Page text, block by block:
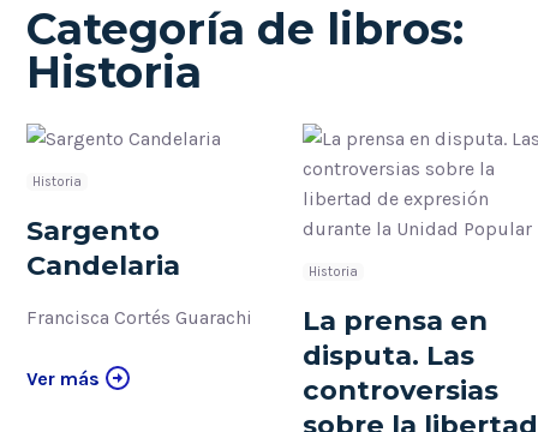
Categoría de libros:
Historia
Historia
Sargento
Candelaria
Francisca Cortés Guarachi
Ver más
Historia
La prensa en
disputa. Las
controversias
sobre la libertad